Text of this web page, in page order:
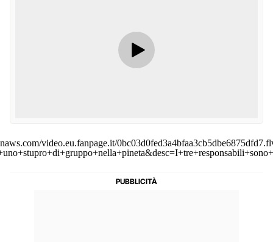
video.eu.fanpage.it/